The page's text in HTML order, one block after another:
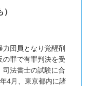
団員となり覚醒剤
の罪で有罪判決を受
司法書士の試験に合
4月、東京都内に諸